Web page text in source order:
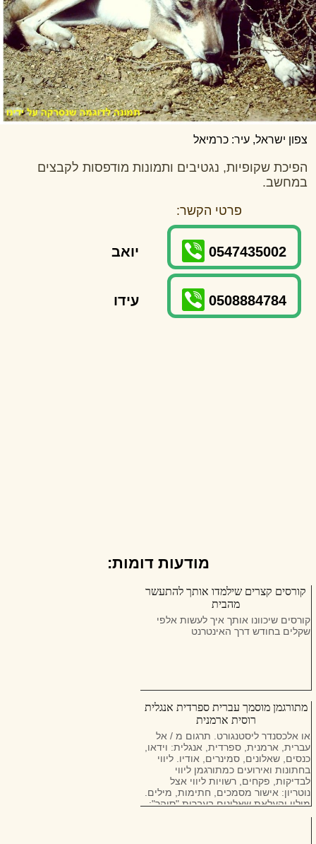
צפון ישראל, עיר: כרמיאל
הפיכת שקופיות, נגטיבים ותמונות מודפסות לקבצים
במחשב.
פרטי הקשר:
0547435002 יואב
0508884784 עידו
מודעות דומות:
קורסים קצרים שילמדו אותך להתעשר
מהבית
קורסים שיכוונו אותך איך לעשות אלפי
שקלים בחודש דרך האינטרנט
מתורגמן מוסמך עברית ספרדית אנגלית
רוסית ארמנית
או אלכסנדר ליסטנגורט. תרגום מ / אל
עברית, ארמנית, ספרדית, אנגלית: וידאו,
כנסים, שאלונים, סמינרים, אודיו. ליווי
בחתונות ואירועים כמתורגמן ליווי
לבדיקות, פקחים, רשויות ליווי אצל
נוטריון: אישור מסמכים, חתימות, מילים.
מילוי והעלאת שאלונים בעברית "סוהר":